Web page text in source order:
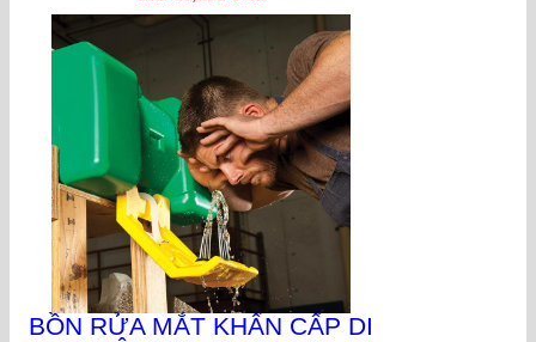
BỒN RỬA MẮT KHẨN CẤP DI